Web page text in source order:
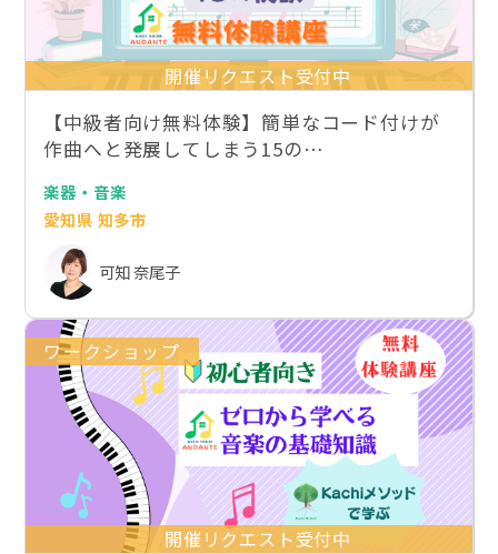
開催リクエスト受付中
【中級者向け無料体験】簡単なコード付けが
作曲へと発展してしまう15の…
楽器・音楽
愛知県 知多市
可知 奈尾子
ワークショップ
開催リクエスト受付中